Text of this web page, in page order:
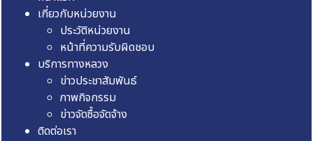
เกี่ยวกับหน่วยงาน
ประวัติหน่วยงาน
หน้าที่ความรับผิดชอบ
บริการทางหลวง
ข่าวประชาสัมพันธ์
ภาพกิจกรรม
ข่าวจัดซื้อจัดจ้าง
ติดต่อเรา